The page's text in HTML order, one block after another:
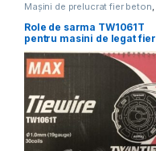
Mașini de prelucrat fier beton,
Utilaje pentru construcții
Role de sarma TW1061T
pentru masini de legat fier
beton Max RB441T